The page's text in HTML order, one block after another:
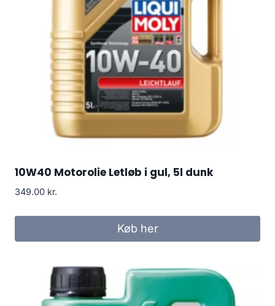
10W40 Motorolie Letløb i gul, 5l dunk
349.00 kr.
Køb her